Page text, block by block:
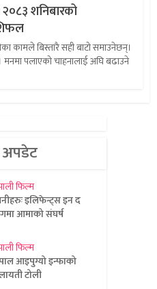
शनिबारको
कामले बिस्तारै सही बाटो समाउनेछन्।
पलाएको चाहनालाई अघि बढाउने
अपडेट
फिल्म
इलिफेन्ट्स इन द
आमाको संघर्ष
फिल्म
आइपुग्यो इन्फाको
टोली